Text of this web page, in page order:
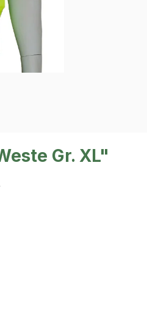
Gr. XL"